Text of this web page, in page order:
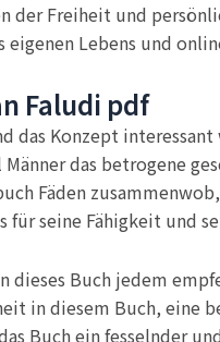
der Freiheit und
eigenen Lebens und
Faludi pdf
das Konzept
das betrogene
Fäden
für seine Fähigkeit und
dieses Buch jedem
in diesem Buch, eine
Buch ein fesselnder